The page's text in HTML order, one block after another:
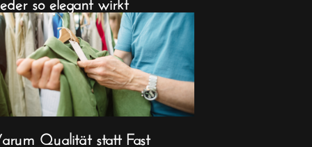
Qualität statt Fast